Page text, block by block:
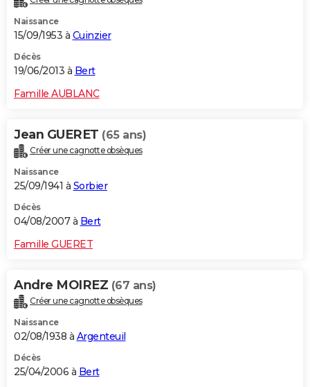
Naissance
15/09/1953 à Cuinzier
Décès
19/06/2013 à Bert
Famille AUBLANC
Jean GUERET (65 ans)
Créer une cagnotte obsèques
Naissance
25/09/1941 à Sorbier
Décès
04/08/2007 à Bert
Famille GUERET
Andre MOIREZ (67 ans)
Créer une cagnotte obsèques
Naissance
02/08/1938 à Argenteuil
Décès
25/04/2006 à Bert